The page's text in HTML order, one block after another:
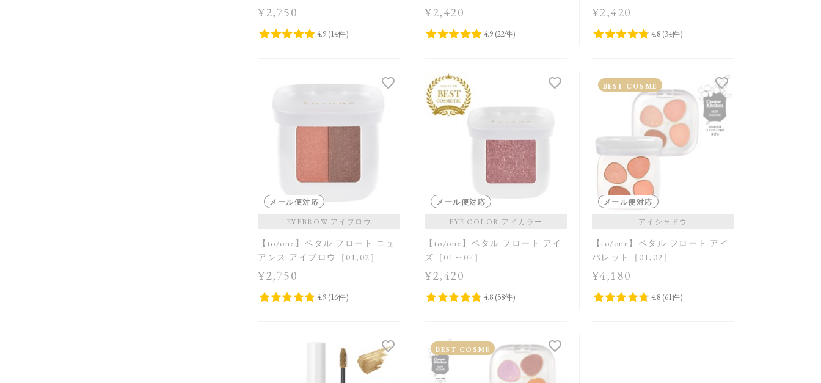
¥2,750 ¥2,420 ¥2,420
メール便対応
EYEBROW アイブロウ
【to/one】ペタル フロート ニュ
アンス アイブロウ［01,02］
¥2,750
メール便対応
EYE COLOR アイカラー
【to/one】ペタル フロート アイ
ズ［01～07］
¥2,420
BEST COSME
メール便対応
アイシャドウ
【to/one】ペタル フロート アイ
パレット［01,02］
¥4,180
BEST COSME